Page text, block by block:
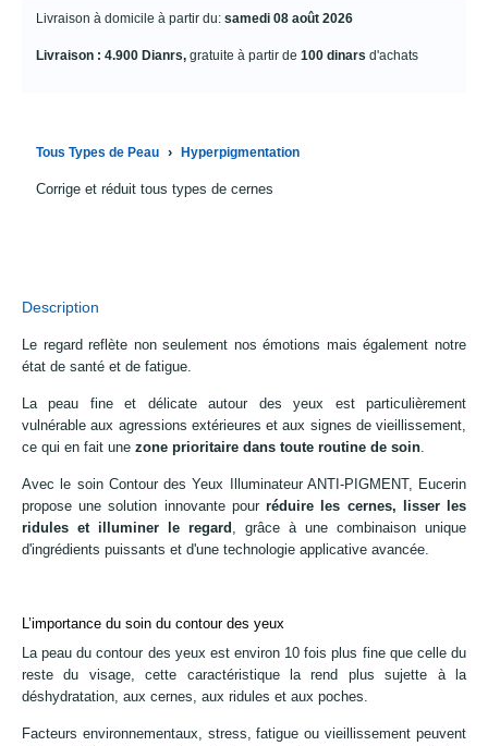
Livraison à domicile à partir du: samedi 08 août 2026
Livraison : 4.900 Dianrs, gratuite à partir de 100 dinars d'achats
Tous Types de Peau › Hyperpigmentation
Corrige et réduit tous types de cernes
Description
Le regard reflète non seulement nos émotions mais également notre
état de santé et de fatigue.
La peau fine et délicate autour des yeux est particulièrement
vulnérable aux agressions extérieures et aux signes de vieillissement,
ce qui en fait une zone prioritaire dans toute routine de soin.
Avec le soin Contour des Yeux Illuminateur ANTI-PIGMENT, Eucerin
propose une solution innovante pourréduire les cernes, lisser les
ridules et illuminer le regard , grâce à une combinaison unique
d'ingrédients puissants et d'une technologie applicative avancée.
L’importance du soin du contour des yeux
La peau du contour des yeux est environ 10 fois plus fine que celle du
reste du visage, cette caractéristique la rend plus sujette à la
déshydratation, aux cernes, aux ridules et aux poches.
Facteurs environnementaux, stress, fatigue ou vieillissement peuvent